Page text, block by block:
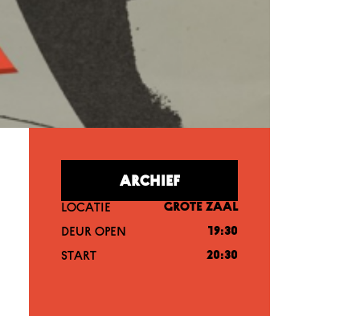
ARCHIEF
LOCATIE GROTE ZAAL
DEUR OPEN 19:30
START 20:30